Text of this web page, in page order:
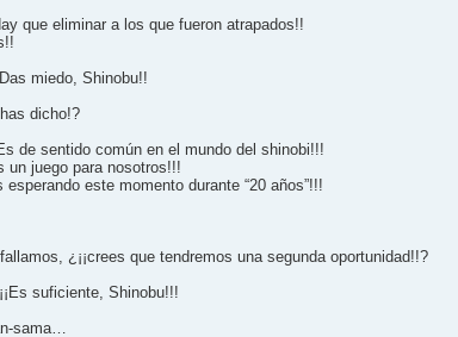
que eliminar a los que fueron atrapados!!
miedo, Shinobu!!
dicho!?
de sentido común en el mundo del shinobi!!!
un juego para nosotros!!!
esperando este momento durante “20 años”!!!
¿¡¡crees que tendremos una segunda oportunidad!!?
suficiente, Shinobu!!!
sama…